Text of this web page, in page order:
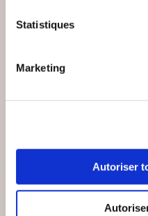
Statistiques
Marketing
Autoriser
Nouvelles